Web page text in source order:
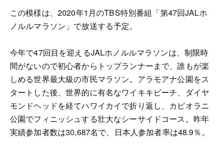
この模様は、2020年1月のTBS特別番組「第47回JALホ
ノルルマラソン」で放送する予定。
今年で47回目を迎えるJALホノルルマラソンは、制限時
間がないので初心者からトップランナーまで、誰もが楽
しめる世界最大級の市民マラソン。アラモアナ公園をス
タートした後、世界的に有名なワイキキビーチ、ダイヤ
モンドヘッドを経てハワイカイで折り返し、カピオラニ
公園でフィニッシュする壮大なシーサイドコース。昨年
実績参加者数は30,687名で、日本人参加者率は48.9％。